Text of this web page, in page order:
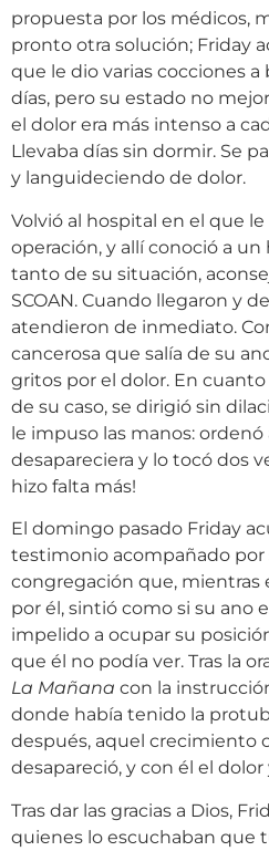
propuesta por los médicos,
pronto otra solución; Friday
que le dio varias cocciones a
días, pero su estado no
el dolor era más intenso a
Llevaba días sin dormir. Se
y languideciendo de dolor.
Volvió al hospital en el que
operación, y allí conoció a
tanto de su situación,
SCOAN. Cuando llegaron y
atendieron de inmediato.
cancerosa que salía de su
gritos por el dolor. En
de su caso, se dirigió sin
le impuso las manos: ordenó
desapareciera y lo tocó dos
hizo falta más!
El domingo pasado Friday
testimonio acompañado por
congregación que, mientras
por él, sintió como si su ano
impelido a ocupar su
que él no podía ver. Tras la
La Mañana con la
donde había tenido la
después, aquel crecimiento
desapareció, y con él el
Tras dar las gracias a Dios,
quienes lo escuchaban que